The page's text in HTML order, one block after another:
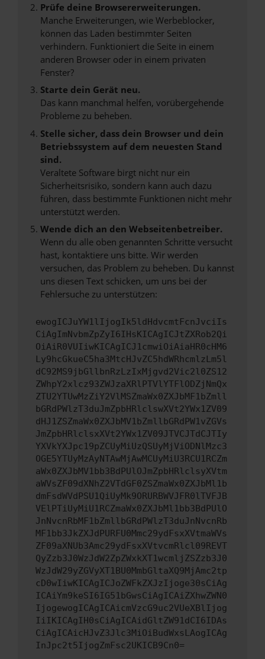
Prüfe deine Browsererweiterungen.
Manche Erweiterungen, wie Werbeblocker,
können das Laden bestimmter Seiten
verhindern. Funktioniert die Seite in einem
anderen Browser oder in einem privaten
Fenster?
Starte dein Gerät neu.
Das kann manchmal helfen, vorübergehende
Probleme zu beheben.
Stelle sicher, dass dein Browser und dein
Betriebssystem auf dem neuesten Stand
sind.
Veraltete Software birgt nicht nur ein
Sicherheitsrisiko, sondern kann auch dazu
führen, dass bestimmte Funktionen nicht mehr
unterstützt werden.
Wende dich an den Webseitenbetreiber.
Wenn du alle oben genannten Schritte versucht
hast, kontaktiere uns bitte. Wir werden
versuchen, das Problem zu beheben. Du kannst
uns diesen Text schicken, um uns bei der
Fehlersuche zu unterstützen:
ewogICJuYW1lIjogIk5ldHdvcmtFcnJvciIs
CiAgImNvbmZpZyI6IHsKICAgICJtZXRob2Qi
OiAiR0VUIiwKICAgICJ1cmwiOiAiaHR0cHM6
Ly9hcGkueC5ha3MtcHJvZC5hdWRhcmlzLm5l
dC92MS9jbGllbnRzLzIxMjgvd2Vic2l0ZS12
ZWhpY2xlcz93ZWJzaXRlPTVlYTFlODZjNmQx
ZTU2YTUwMzZiY2VlMSZmaWx0ZXJbMF1bZmll
bGRdPWlzT3duJmZpbHRlclswXVt2YWx1ZV09
dHJ1ZSZmaWx0ZXJbMV1bZmllbGRdPW1vZGVs
JmZpbHRlclsxXVt2YWx1ZV09JTVCJTdCJTIy
YXVkYXJpc19pZCUyMiUzQSUyMjViODNlMzc3
OGE5YTUyMzAyNTAwMjAwMCUyMiU3RCU1RCZm
aWx0ZXJbMV1bb3BdPUlOJmZpbHRlclsyXVtm
aWVsZF09dXNhZ2VTdGF0ZSZmaWx0ZXJbMl1b
dmFsdWVdPSU1QiUyMk9ORURBWVJFR0lTVFJB
VElPTiUyMiU1RCZmaWx0ZXJbMl1bb3BdPUlO
JnNvcnRbMF1bZmllbGRdPWlzT3duJnNvcnRb
MF1bb3JkZXJdPURFU0Mmc29ydFsxXVtmaWVs
ZF09aXNUb3Amc29ydFsxXVtvcmRlcl09REVT
QyZzb3J0WzJdW2ZpZWxkXT1wcmljZSZzb3J0
WzJdW29yZGVyXT1BU0MmbGltaXQ9MjAmc2tp
cD0wIiwKICAgICJoZWFkZXJzIjoge30sCiAg
ICAiYm9keSI6IG51bGwsCiAgICAiZXhwZWN0
IjogewogICAgICAicmVzcG9uc2VUeXBlIjog
IiIKICAgIH0sCiAgICAidGltZW91dCI6IDAs
CiAgICAicHJvZ3Jlc3MiOiBudWxsLAogICAg
InJpc2t5IjogZmFsc2UKICB9Cn0=